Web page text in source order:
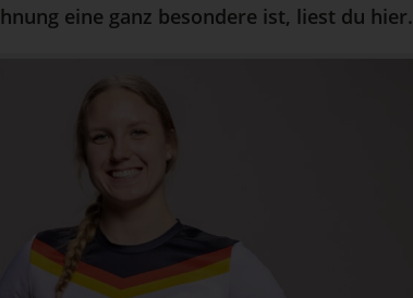
eine ganz besondere ist, liest du hier.